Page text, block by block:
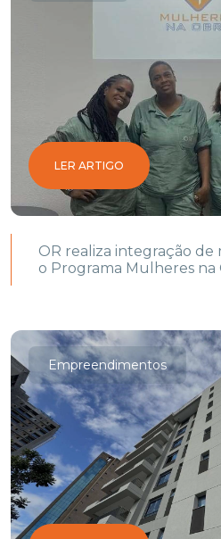
LER ARTIGO
OR realiza integração de
o Programa Mulheres na
Empreendimentos